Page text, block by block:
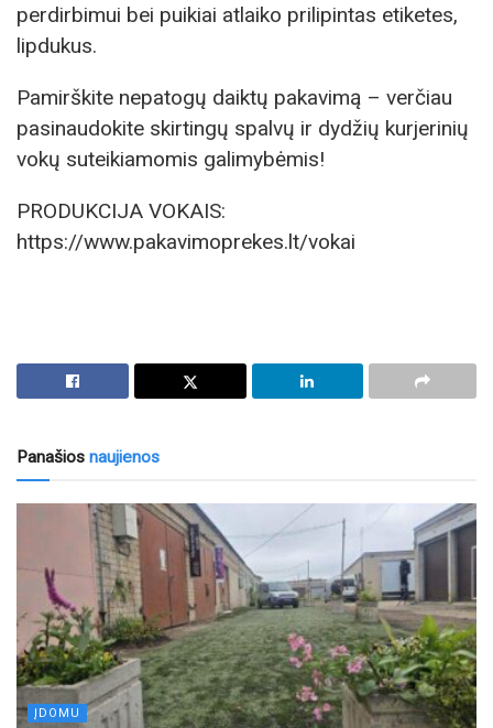
perdirbimui bei puikiai atlaiko prilipintas etiketes,
lipdukus.
Pamirškite nepatogų daiktų pakavimą – verčiau
pasinaudokite skirtingų spalvų ir dydžių kurjerinių
vokų suteikiamomis galimybėmis!
PRODUKCIJA VOKAIS:
https://www.pakavimoprekes.lt/vokai
Panašios naujienos
ĮDOMU